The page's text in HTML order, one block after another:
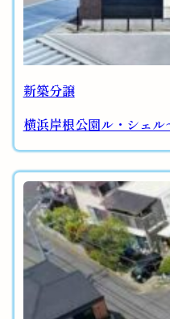
新築分譲
横浜岸根公園ル・シェル